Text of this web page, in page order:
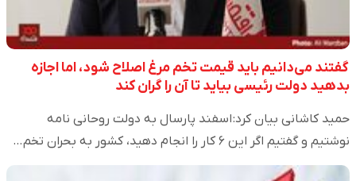
گفتند می‌دانیم باید قیمت تخم مرغ اصلاح شود، اما اجازه
بدهید دولت رئیسی بیاید تا آن را گران کند
حمید کاشانی بیان کرد: اسفند پارسال به دولت روحانی نامه
نوشتیم و گفتیم اگر این ۶ کار را انجام دهید، کشور به بحران تخم…